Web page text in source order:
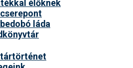
élőknek
láda